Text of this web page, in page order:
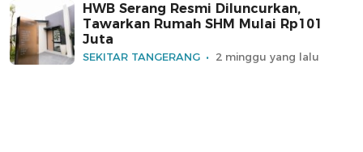
HWB Serang Resmi Diluncurkan,
Tawarkan Rumah SHM Mulai Rp101
Juta
SEKITAR TANGERANG 2 minggu yang lalu